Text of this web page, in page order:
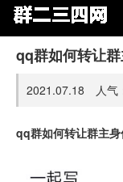
qq群如何转让群
2021.07.18 人气
qq群如何转让群主